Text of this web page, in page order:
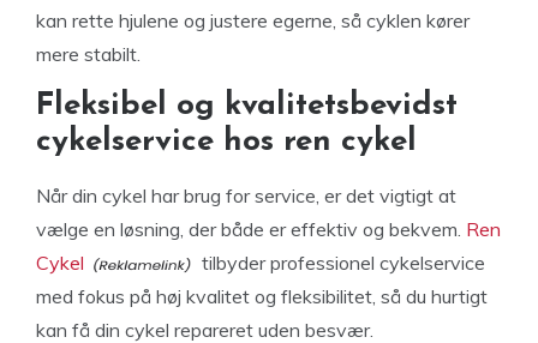
kan rette hjulene og justere egerne, så cyklen kører
mere stabilt.
Fleksibel og kvalitetsbevidst
cykelservice hos ren cykel
Når din cykel har brug for service, er det vigtigt at
vælge en løsning, der både er effektiv og bekvem. Ren
Cykel
tilbyder professionel cykelservice
med fokus på høj kvalitet og fleksibilitet, så du hurtigt
kan få din cykel repareret uden besvær.